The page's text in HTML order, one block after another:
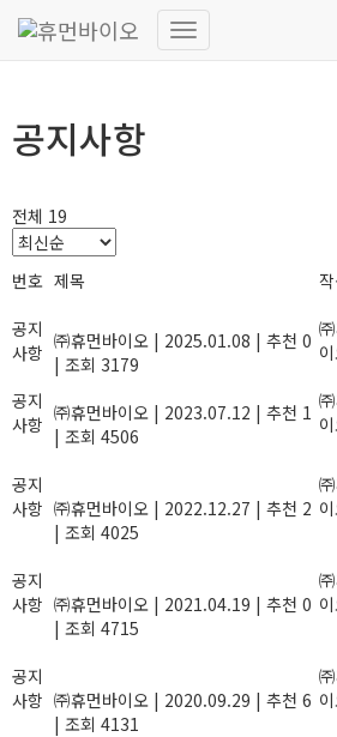
내
정보마당
공지사항
전체 19
번호 제목
공지
사항 ㈜휴먼바이오 | 2025.01.08 | 추천 0
| 조회 3179
공지
사항 ㈜휴먼바이오 | 2023.07.12 | 추천 1
| 조회 4506
공지
사항 ㈜휴먼바이오 | 2022.12.27 | 추천 2
| 조회 4025
공지
사항 ㈜휴먼바이오 | 2021.04.19 | 추천 0
| 조회 4715
공지
사항 ㈜휴먼바이오 | 2020.09.29 | 추천 6
| 조회 4131